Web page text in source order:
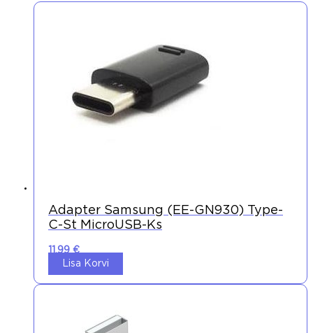
Adapter Samsung (EE-GN930) Type-
C-St MicroUSB-Ks
11,99 €
Lisa Korvi